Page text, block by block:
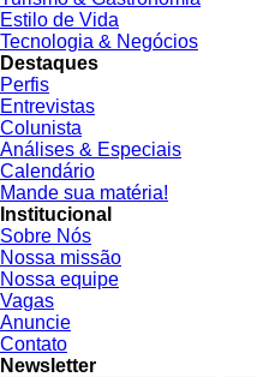
Estilo de Vida
Tecnologia & Negócios
Destaques
Perfis
Entrevistas
Colunista
Análises & Especiais
Calendário
Mande sua matéria!
Institucional
Sobre Nós
Nossa missão
Nossa equipe
Vagas
Anuncie
Contato
Newsletter